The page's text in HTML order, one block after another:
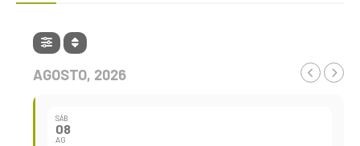
AGOSTO, 2026
SÁB
08
AG